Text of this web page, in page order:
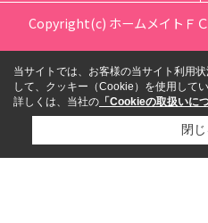
Copyright(c) ホームメイトＦ
当サイトでは、お客様の当サイト利用
して、クッキー（Cookie）を使用してい
詳しくは、当社の 「Cookieの取扱いに
閉じ